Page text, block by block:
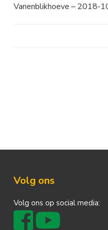
Vanenblikhoeve – 2018-
Footer
Volg ons
Volg ons op social media: